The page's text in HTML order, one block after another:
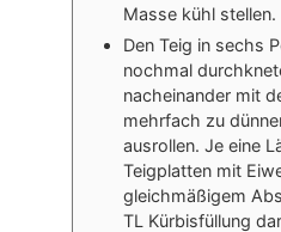
Masse kühl stellen.
Den Teig in sechs
nochmal
nacheinander mit
mehrfach zu
ausrollen. Je eine
Teigplatten mit
gleichmäßigem
TL Kürbisfüllung